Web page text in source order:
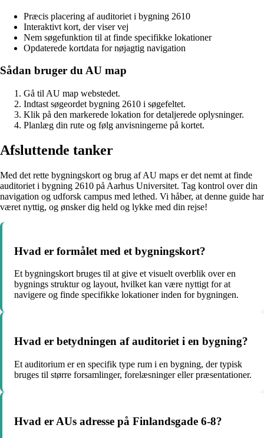
Præcis placering af auditoriet i bygning 2610
Interaktivt kort, der viser vej
Nem søgefunktion til at finde specifikke lokationer
Opdaterede kortdata for nøjagtig navigation
Sådan bruger du AU map
Gå til AU map webstedet.
Indtast søgeordet bygning 2610 i søgefeltet.
Klik på den markerede lokation for detaljerede oplysninger.
Planlæg din rute og følg anvisningerne på kortet.
Afsluttende tanker
Med det rette bygningskort og brug af AU maps er det nemt at finde
auditoriet i bygning 2610 på Aarhus Universitet. Tag kontrol over din
navigation og udforsk campus med lethed. Vi håber, at denne guide har
været nyttig, og ønsker dig held og lykke med din rejse!
Hvad er formålet med et bygningskort?
Et bygningskort bruges til at give et visuelt overblik over en
bygnings struktur og layout, hvilket kan være nyttigt for at
navigere og finde specifikke lokationer inden for bygningen.
Hvad er betydningen af auditoriet i en bygning?
Et auditorium er en specifik type rum i en bygning, der typisk
bruges til større forsamlinger, forelæsninger eller præsentationer.
Hvad er AUs adresse på Finlandsgade 6-8?